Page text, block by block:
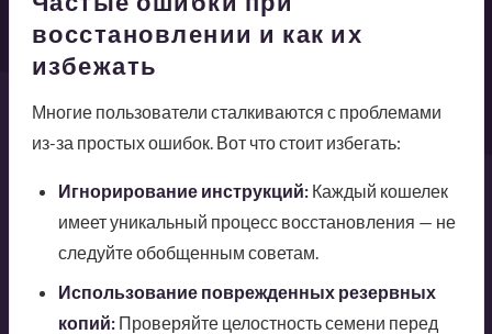
восстановлении и как их
избежать
Многие пользователи сталкиваются с проблемами
из-за простых ошибок. Вот что стоит избегать:
Игнорирование инструкций:Каждый кошелек
имеет уникальный процесс восстановления — не
следуйте обобщенным советам.
Использование поврежденных резервных
копий:Проверяйте целостность семени перед